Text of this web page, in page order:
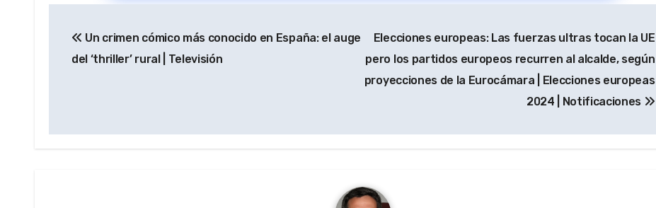
de
Un crimen cómico más conocido en España: el auge
del ‘thriller’ rural | Televisión
Elecciones europeas: Las fuerzas ultras tocan la UE
pero los partidos europeos recurren al alcalde, según
proyecciones de la Eurocámara | Elecciones europeas
2024 | Notificaciones